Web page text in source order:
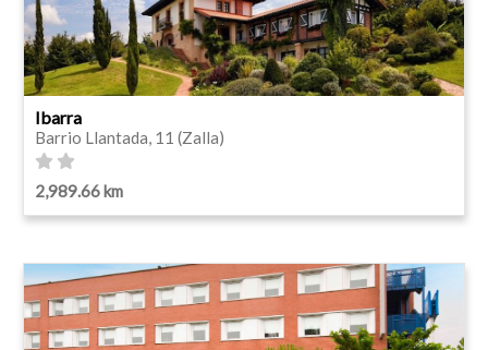
Ibarra
Barrio Llantada, 11 (Zalla)
2,989.66 km